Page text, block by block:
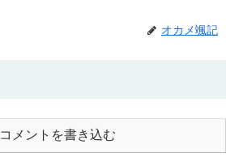
オカメ颯記
コメントを書き込む